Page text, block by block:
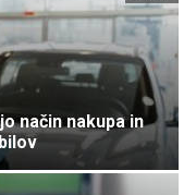
način nakupa in